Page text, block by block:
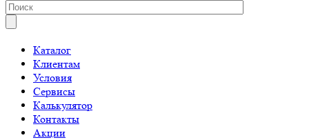
Каталог
Клиентам
Условия
Сервисы
Калькулятор
Контакты
Акции